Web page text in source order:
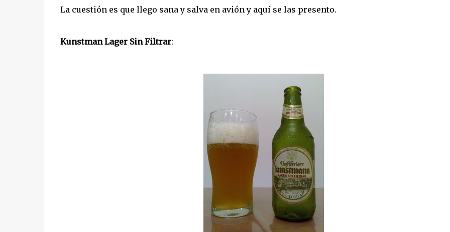
La cuestión es que llego sana y salva en avión y aquí se las presento.
Kunstman Lager Sin Filtrar: